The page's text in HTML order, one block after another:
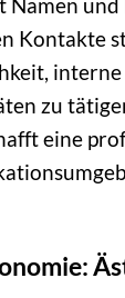
Kontakte
zu
eine